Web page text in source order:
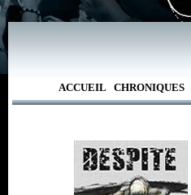
ACCUEIL CHRONIQUES